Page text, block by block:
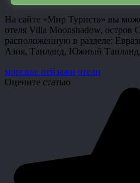
На сайте «Мир Туриста» вы
отеля Villa Moonshadow, остров
расположенную в разделе:
Азия, Таиланд, Южный
морские пейзажи отели
Оцените статью